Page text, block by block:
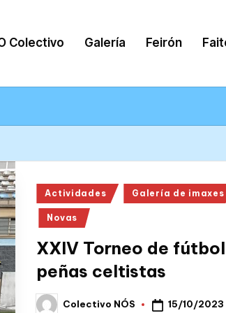
Colectivo Galería Feirón
Posted
in
Actividades Galería de imaxes
Novas
XXIV Torneo de
peñas celtistas
PostedColectivo NÓS 15/10/2023